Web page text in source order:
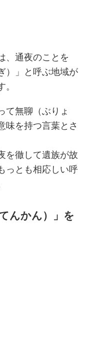
、通夜のことを
）」と呼ぶ地域が
て無聊（ぶりょ
味を持つ言葉とさ
を徹して遺族が故
っとも相応しい呼
んかん）」を